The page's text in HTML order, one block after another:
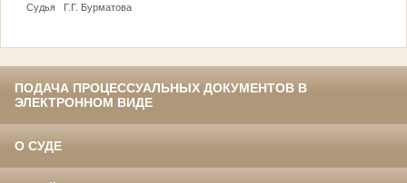
Судья
Г.Г. Бурматова
ПОДАЧА ПРОЦЕССУАЛЬНЫХ ДОКУМЕНТОВ В
ЭЛЕКТРОННОМ ВИДЕ
О СУДЕ